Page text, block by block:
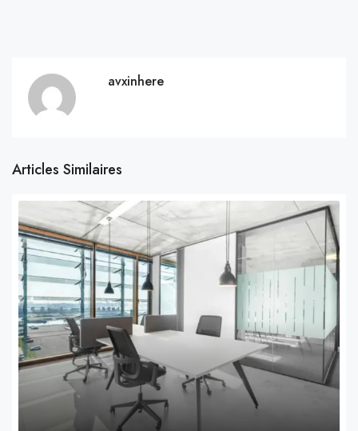
avxinhere
Articles Similaires